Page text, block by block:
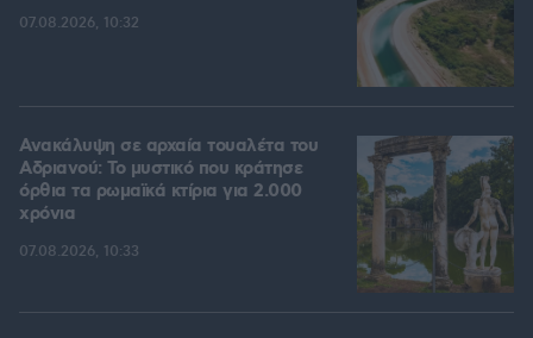
07.08.2026, 10:32
Ανακάλυψη σε αρχαία τουαλέτα του
Αδριανού: Το μυστικό που κράτησε
όρθια τα ρωμαϊκά κτίρια για 2.000
χρόνια
07.08.2026, 10:33